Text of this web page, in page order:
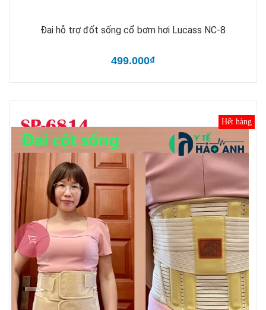
Đai hỗ trợ đốt sống cổ bơm hơi Lucass NC-8
499.000₫
Hết hàng